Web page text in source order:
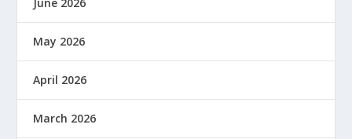
May 2026
April 2026
March 2026